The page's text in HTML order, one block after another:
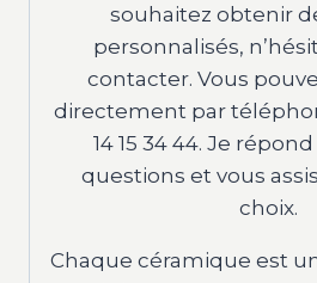
souhaitez obtenir
personnalisés,
contacter. Vous
directement par
14 15 34 44. Je
questions et vous
choix.
Chaque céramique est